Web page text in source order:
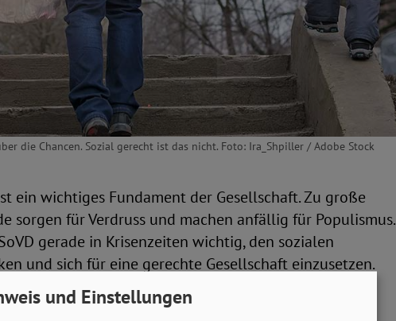
die Chancen. Sozial gerecht ist das nicht. Foto: Ira_Shpiller / Adobe Stock
ein wichtiges Fundament der Gesellschaft. Zu große
sorgen für Verdruss und machen anfällig für Populismus.
gerade in Krisenzeiten wichtig, den sozialen
und sich für eine gerechte Gesellschaft einzusetzen.
den 20. Februar zum „Welttag der sozialen
und Einstellungen